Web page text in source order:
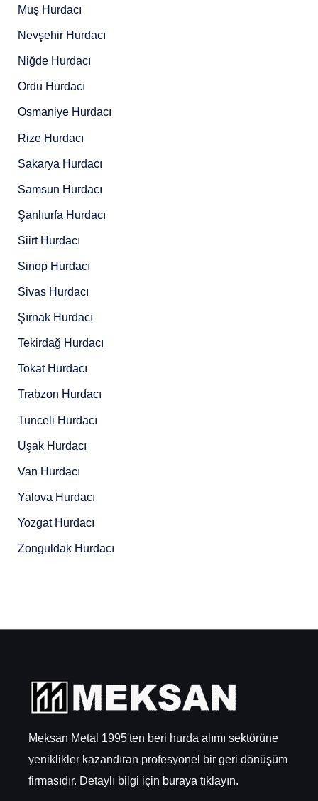
Muş Hurdacı
Nevşehir Hurdacı
Niğde Hurdacı
Ordu Hurdacı
Osmaniye Hurdacı
Rize Hurdacı
Sakarya Hurdacı
Samsun Hurdacı
Şanlıurfa Hurdacı
Siirt Hurdacı
Sinop Hurdacı
Sivas Hurdacı
Şırnak Hurdacı
Tekirdağ Hurdacı
Tokat Hurdacı
Trabzon Hurdacı
Tunceli Hurdacı
Uşak Hurdacı
Van Hurdacı
Yalova Hurdacı
Yozgat Hurdacı
Zonguldak Hurdacı
Meksan Metal 1995'ten beri hurda alımı sektörüne
yeniklikler kazandıran profesyonel bir geri dönüşüm
firmasıdır. Detaylı bilgi için buraya tıklayın.